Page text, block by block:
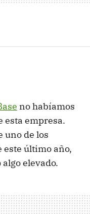
no habíamos
esta empresa.
uno de los
último año,
elevado.